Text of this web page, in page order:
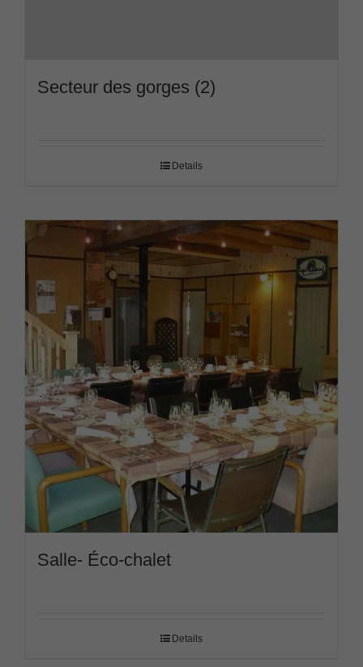
Secteur des gorges (2)
Details
Salle- Éco-chalet
Details